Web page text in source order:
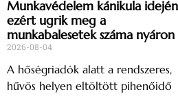
Munkavédelem kánikula
ezért ugrik meg a
munkabalesetek száma nyáron
2026-08-04
A hőségriadók alatt a rendszeres,
hűvös helyen eltöltött pihenőidő